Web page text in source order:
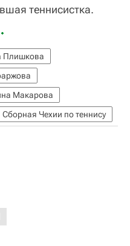
теннисистка.
Плишкова
Макарова
Сборная Чехии по теннису